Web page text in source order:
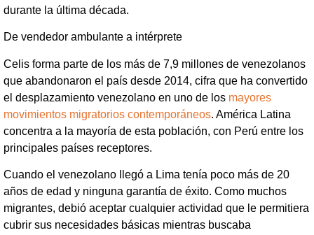
durante la última década.
De vendedor ambulante a intérprete
Celis forma parte de los más de 7,9 millones de venezolanos
que abandonaron el país desde 2014, cifra que ha convertido
el desplazamiento venezolano en uno de los mayores
movimientos migratorios contemporáneos. América Latina
concentra a la mayoría de esta población, con Perú entre los
principales países receptores.
Cuando el venezolano llegó a Lima tenía poco más de 20
años de edad y ninguna garantía de éxito. Como muchos
migrantes, debió aceptar cualquier actividad que le permitiera
cubrir sus necesidades básicas mientras buscaba